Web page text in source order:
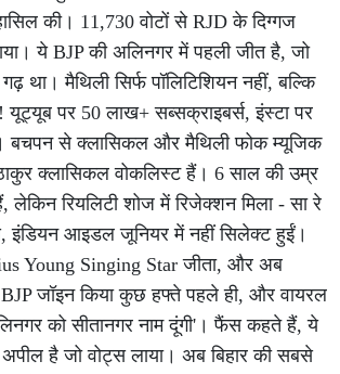
की। 11,730 वोटों से RJD के दिग्गज
ये BJP की अलिनगर में पहली जीत है, जो
था। मैथिली सिर्फ पॉलिटिशियन नहीं, बल्कि
पर 50 लाख+ सब्सक्राइबर्स, इंस्टा पर
बचपन से क्लासिकल और मैथिली फोक म्यूजिक
क्लासिकल वोकलिस्ट हैं। 6 साल की उम्र
लेकिन रियलिटी शोज में रिजेक्शन मिला - सा रे
इंडियन आइडल जूनियर में नहीं सिलेक्ट हुईं।
Young Singing Star जीता, और अब
BJP जॉइन किया कुछ हफ्ते पहले ही, और वायरल
को सीतानगर नाम दूंगी'। फैंस कहते हैं, ये
है जो वोट्स लाया। अब बिहार की सबसे